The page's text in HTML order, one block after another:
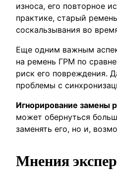
износа, его повторное
практике, старый
соскальзывания во
Еще одним важным
на ремень ГРМ по
риск его повреждения.
проблемы с
Игнорирование замены
может обернуться
заменять его, но и,
Мнения